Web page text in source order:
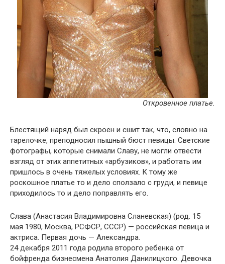
Откровенное платье.
Блестящий наряд был скроен и сшит так, что, словно на
тарелочке, преподносил пышный бюст певицы. Светские
фотографы, которые снимали Славу, не могли отвести
взгляд от этих аппетитных «арбузиков», и работать им
пришлось в очень тяжелых условиях. К тому же
роскошное платье то и дело сползало с груди, и певице
приходилось то и дело поправлять его.
Слава (Анастасия Владимировна Сланевская) (род. 15
мая 1980, Москва, РСФСР, СССР) — российская певица и
актриса. Первая дочь — Александра.
24 декабря 2011 года родила второго ребенка от
бойфренда бизнесмена Анатолия Данилицкого. Девочка